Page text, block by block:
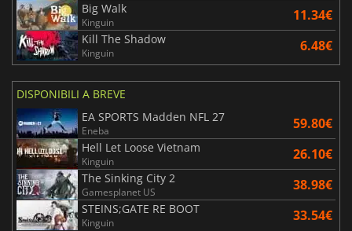
Big Walk
Kinguin 11.34€
Kill The Shadow
Kinguin 6.48€
DISPONIBILI A BREVE
EA SPORTS Madden NFL 27
Eneba 59.80€
Hell Let Loose Vietnam
Kinguin 26.10€
The Sinking City 2
Gamesplanet US 38.98€
STEINS;GATE RE BOOT
Kinguin 33.54€